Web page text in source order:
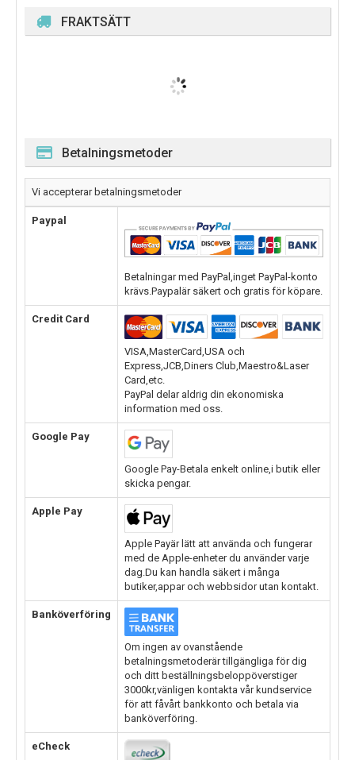
FRAKTSÄTT
Betalningsmetoder
Vi accepterar betalningsmetoder
Paypal
Betalningar med PayPal,inget PayPal-konto
krävs.Paypalär säkert och gratis för köpare.
Credit Card
VISA,MasterCard,USA och
Express,JCB,Diners Club,Maestro&Laser
Card,etc.
PayPal delar aldrig din ekonomiska
information med oss.
Google Pay
Google Pay-Betala enkelt online,i butik eller
skicka pengar.
Apple Pay
Apple Payär lätt att använda och fungerar
med de Apple-enheter du använder varje
dag.Du kan handla säkert i många
butiker,appar och webbsidor utan kontakt.
Banköverföring
Om ingen av ovanstående
betalningsmetoderär tillgängliga för dig
och ditt beställningsbeloppöverstiger
3000kr,vänligen kontakta vår kundservice
för att fåvårt bankkonto och betala via
banköverföring.
eCheck